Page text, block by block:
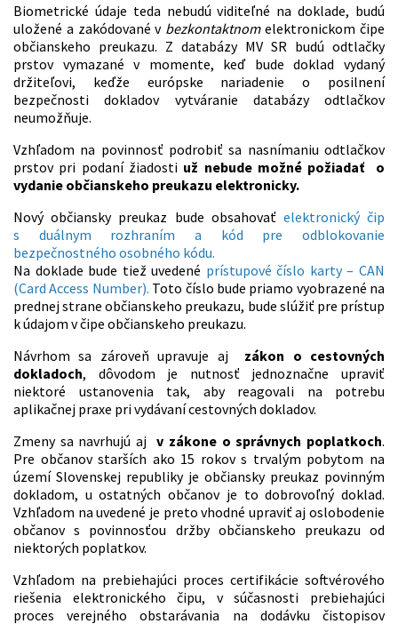
Biometrické údaje teda nebudú viditeľné na doklade, budú
uložené a zakódované v bezkontaktnomelektronickom čipe
občianskeho preukazu. Z databázy MV SR budú odtlačky
prstov vymazané v momente, keď bude doklad vydaný
držiteľovi, keďže európske nariadenie o posilnení
bezpečnosti dokladov vytváranie databázy odtlačkov
neumožňuje.
Vzhľadom na povinnosť podrobiť sa nasnímaniu odtlačkov
prstov pri podaní žiadosti už nebude možné požiadať o
vydanie občianskeho preukazu elektronicky.
Nový občiansky preukaz bude obsahovať elektronický čip
s duálnym rozhraním a kód pre odblokovanie
bezpečnostného osobného kódu.
Na doklade bude tiež uvedené prístupové číslo karty – CAN
(Card Access Number). Toto číslo bude priamo vyobrazené na
prednej strane občianskeho preukazu, bude slúžiť pre prístup
k údajom v čipe občianskeho preukazu.
Návrhom sa zároveň upravuje aj
zákon o cestovných
dokladoch, dôvodom je nutnosť jednoznačne upraviť
niektoré ustanovenia tak, aby reagovali na potrebu
aplikačnej praxe pri vydávaní cestovných dokladov.
Zmeny sa navrhujú ajv zákone o správnych poplatkoch.
Pre občanov starších ako 15 rokov s trvalým pobytom na
území Slovenskej republiky je občiansky preukaz povinným
dokladom, u ostatných občanov je to dobrovoľný doklad.
Vzhľadom na uvedené je preto vhodné upraviť aj oslobodenie
občanov s povinnosťou držby občianskeho preukazu od
niektorých poplatkov.
Vzhľadom na prebiehajúci proces certifikácie softvérového
riešenia elektronického čipu, v súčasnosti prebiehajúci
proces verejného obstarávania na dodávku čistopisov